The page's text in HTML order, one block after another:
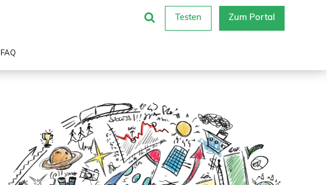
Testen Zum Portal
FAQ